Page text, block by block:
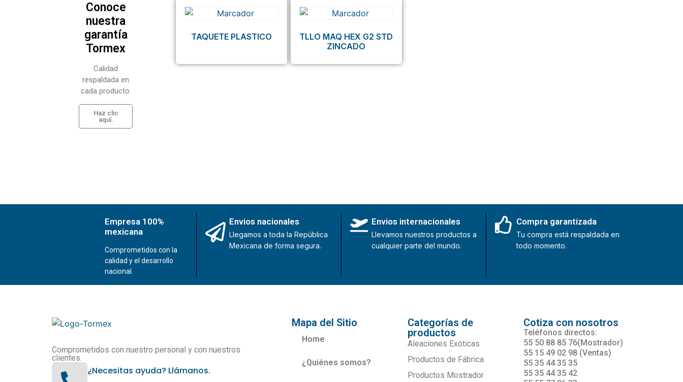
Conoce
nuestra
garantía
Tormex
Calidad
respaldada en
cada producto.
Haz clic
aquí.
TAQUETE PLASTICO
TLLO MAQ HEX G2 STD
ZINCADO
Empresa 100%
mexicana
Comprometidos con la
calidad y el desarrollo
nacional.
Envios nacionales
Llegamos a toda la República
Mexicana de forma segura.
Envios internacionales
Llevamos nuestros productos a
cualquier parte del mundo.
Compra garantizada
Tu compra está respaldada en
todo momento.
Comprometidos con nuestro personal y con nuestros
clientes.
¿Necesitas ayuda? Llámanos.
Mapa del Sitio
Home
¿Quiénes somos?
Categorías de
productos
Aleaciones Exóticas
Productos de Fábrica
Productos Mostrador
Cotiza con nosotros
Teléfonos directos:
55 50 88 85 76(Mostrador)
55 15 49 02 98 (Ventas)
55 35 44 35 35
55 35 44 35 42